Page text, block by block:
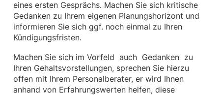
eines ersten Gesprächs. Machen Sie sich kritische
Gedanken zu Ihrem eigenen Planungshorizont und
informieren Sie sich ggf. noch einmal zu Ihren
Kündigungsfristen.
Machen Sie sich im Vorfeld auch Gedanken zu
Ihren Gehaltsvorstellungen, sprechen Sie hierzu
offen mit Ihrem Personalberater, er wird Ihnen
anhand von Erfahrungswerten helfen, diese